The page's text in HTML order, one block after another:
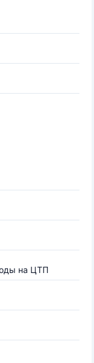
на ЦТП